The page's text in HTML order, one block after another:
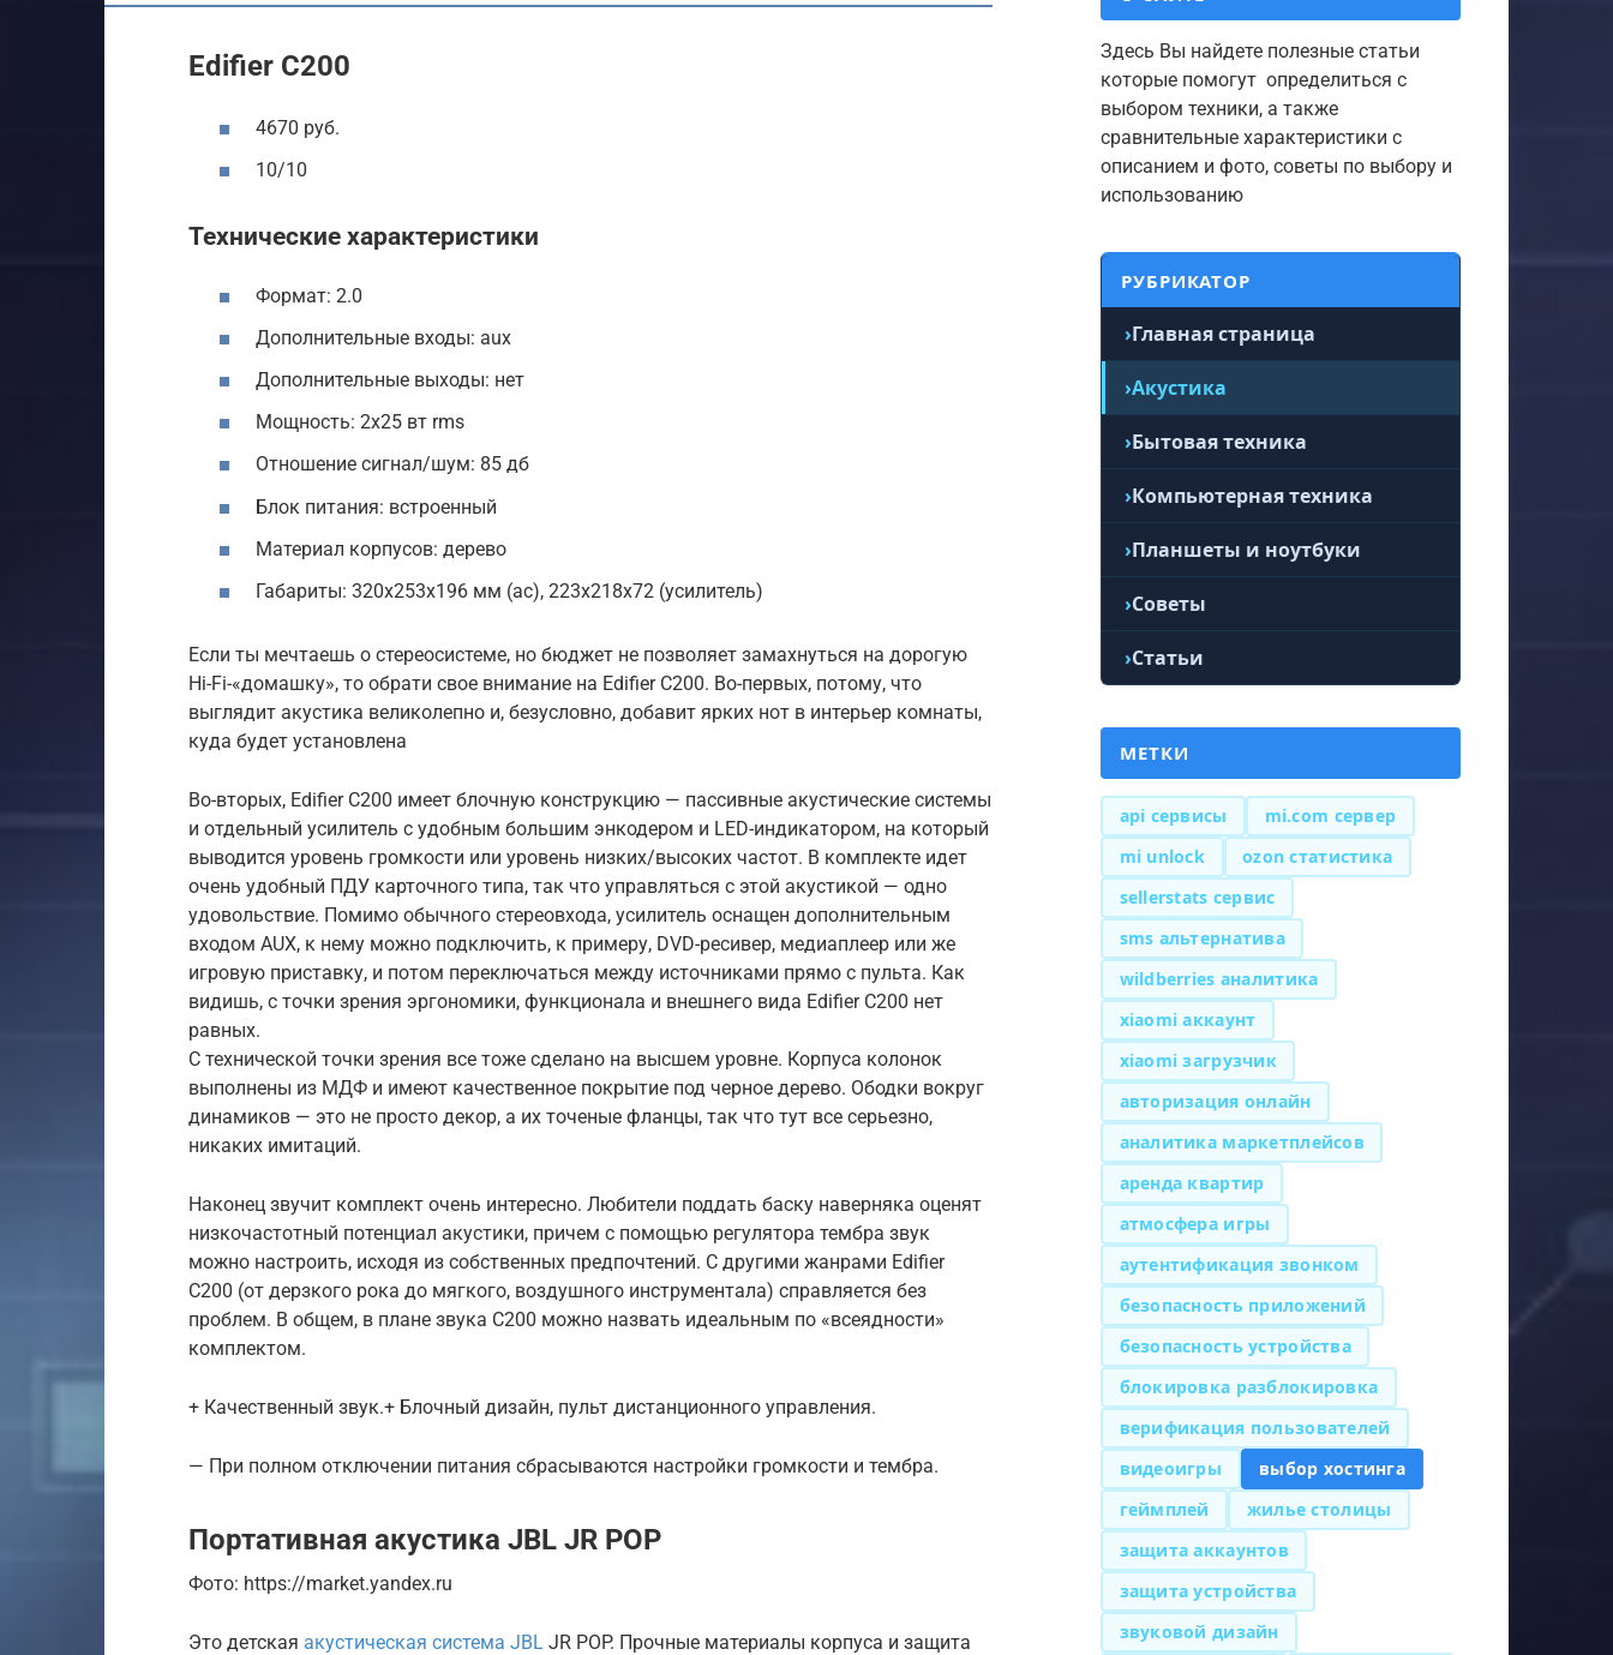
Edifier C200
4670 руб.
10/10
Технические характеристики
Формат: 2.0
Дополнительные входы: aux
Дополнительные выходы: нет
Мощность: 2х25 вт rms
Отношение сигнал/шум: 85 дб
Блок питания: встроенный
Материал корпусов: дерево
Габариты: 320х253х196 мм (ас), 223х218х72 (усилитель)
Если ты мечтаешь о стереосистеме, но бюджет не позволяет замахнуться на дорогую
Hi-Fi-«домашку», то обрати свое внимание на Edifier C200. Во-первых, потому, что
выглядит акустика великолепно и, безусловно, добавит ярких нот в интерьер комнаты,
куда будет установлена
Во-вторых, Edifier C200 имеет блочную конструкцию — пассивные акустические системы
и отдельный усилитель с удобным большим энкодером и LED-индикатором, на который
выводится уровень громкости или уровень низких/высоких частот. В комплекте идет
очень удобный ПДУ карточного типа, так что управляться с этой акустикой — одно
удовольствие. Помимо обычного стереовхода, усилитель оснащен дополнительным
входом AUX, к нему можно подключить, к примеру, DVD-ресивер, медиаплеер или же
игровую приставку, и потом переключаться между источниками прямо с пульта. Как
видишь, с точки зрения эргономики, функционала и внешнего вида Edifier C200 нет
равных.
С технической точки зрения все тоже сделано на высшем уровне. Корпуса колонок
выполнены из МДФ и имеют качественное покрытие под черное дерево. Ободки вокруг
динамиков — это не просто декор, а их точеные фланцы, так что тут все серьезно,
никаких имитаций.
Наконец звучит комплект очень интересно. Любители поддать баску наверняка оценят
низкочастотный потенциал акустики, причем с помощью регулятора тембра звук
можно настроить, исходя из собственных предпочтений. С другими жанрами Edifier
C200 (от дерзкого рока до мягкого, воздушного инструментала) справляется без
проблем. В общем, в плане звука С200 можно назвать идеальным по «всеядности»
комплектом.
+ Качественный звук.+ Блочный дизайн, пульт дистанционного управления.
— При полном отключении питания сбрасываются настройки громкости и тембра.
Портативная акустика JBL JR POP
Фото: https://market.yandex.ru
Это детская акустическая система JBL JR POP. Прочные материалы корпуса и защита
Здесь Вы найдете полезные статьи
которые помогут определиться с
выбором техники, а также
сравнительные характеристики с
описанием и фото, советы по выбору и
использованию
РУБРИКАТОР
Главная страница
Акустика
Бытовая техника
Компьютерная техника
Планшеты и ноутбуки
Советы
Статьи
МЕТКИ
api сервисы
mi.com сервер
mi unlock
ozon статистика
sellerstats сервис
sms альтернатива
wildberries аналитика
xiaomi аккаунт
xiaomi загрузчик
авторизация онлайн
аналитика маркетплейсов
аренда квартир
атмосфера игры
аутентификация звонком
безопасность приложений
безопасность устройства
блокировка разблокировка
верификация пользователей
видеоигры
выбор хостинга
геймплей
жилье столицы
защита аккаунтов
защита устройства
звуковой дизайн